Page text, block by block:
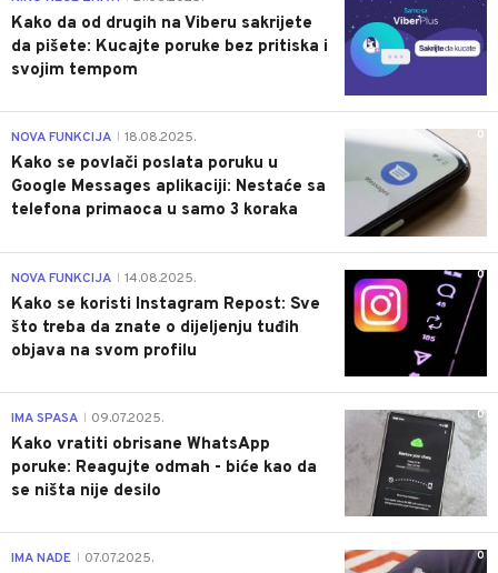
Kako da od drugih na Viberu sakrijete
da pišete: Kucajte poruke bez pritiska i
svojim tempom
0
NOVA FUNKCIJA 18.08.2025.
Kako se povlači poslata poruku u
Google Messages aplikaciji: Nestaće sa
telefona primaoca u samo 3 koraka
0
NOVA FUNKCIJA 14.08.2025.
Kako se koristi Instagram Repost: Sve
što treba da znate o dijeljenju tuđih
objava na svom profilu
0
IMA SPASA 09.07.2025.
Kako vratiti obrisane WhatsApp
poruke: Reagujte odmah - biće kao da
se ništa nije desilo
0
IMA NADE 07.07.2025.